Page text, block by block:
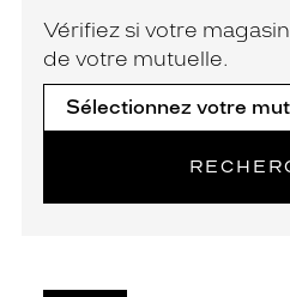
Vérifiez si votre
de votre mutuelle.